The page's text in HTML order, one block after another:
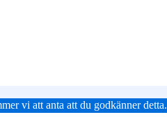
vi att anta att du godkänner detta.